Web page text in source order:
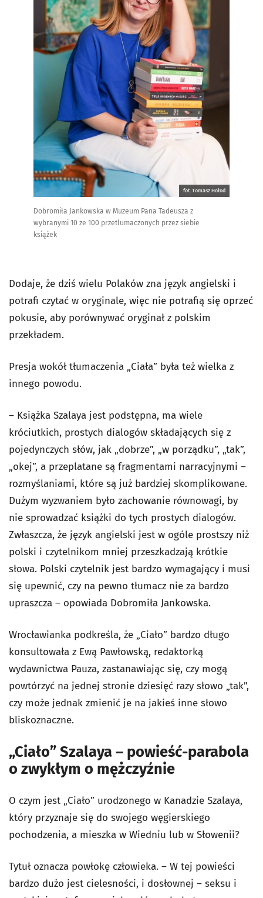
fot. Tomasz Hołod
Dobromiła Jankowska w Muzeum Pana Tadeusza z
wybranymi 10 ze 100 przetlumaczonych przez siebie
książek
Dodaje, że dziś wielu Polaków zna język angielski i
potrafi czytać w oryginale, więc nie potrafią się oprzeć
pokusie, aby porównywać oryginał z polskim
przekładem.
Presja wokół tłumaczenia „Ciała” była też wielka z
innego powodu.
– Książka Szalaya jest podstępna, ma wiele
króciutkich, prostych dialogów składających się z
pojedynczych słów, jak „dobrze”, „w porządku”, „tak”,
„okej”, a przeplatane są fragmentami narracyjnymi –
rozmyślaniami, które są już bardziej skomplikowane.
Dużym wyzwaniem było zachowanie równowagi, by
nie sprowadzać książki do tych prostych dialogów.
Zwłaszcza, że język angielski jest w ogóle prostszy niż
polski i czytelnikom mniej przeszkadzają krótkie
słowa. Polski czytelnik jest bardzo wymagający i musi
się upewnić, czy na pewno tłumacz nie za bardzo
upraszcza – opowiada Dobromiła Jankowska.
Wrocławianka podkreśla, że „Ciało” bardzo długo
konsultowała z Ewą Pawłowską, redaktorką
wydawnictwa Pauza, zastanawiając się, czy mogą
powtórzyć na jednej stronie dziesięć razy słowo „tak”,
czy może jednak zmienić je na jakieś inne słowo
bliskoznaczne.
„Ciało” Szalaya – powieść-parabola
o zwykłym o mężczyźnie
O czym jest „Ciało” urodzonego w Kanadzie Szalaya,
który przyznaje się do swojego węgierskiego
pochodzenia, a mieszka w Wiedniu lub w Słowenii?
Tytuł oznacza powłokę człowieka. – W tej powieści
bardzo dużo jest cielesności, i dosłownej – seksu i